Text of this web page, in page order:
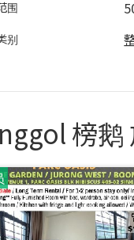
围
别
榜鹅